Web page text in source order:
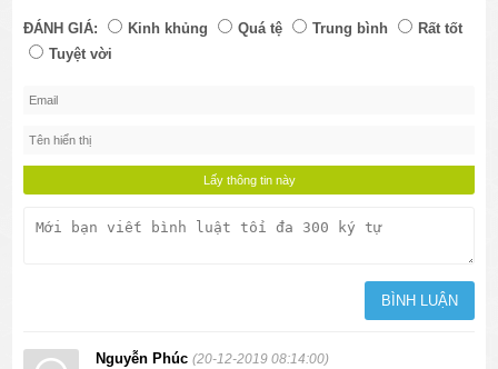
ĐÁNH GIÁ: Kinh khủng Quá tệ Trung bình
Rất tốt
Tuyệt vời
Nguyễn Phúc(20-12-2019 08:14:00)